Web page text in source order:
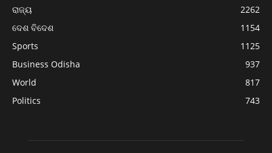
ରାଜ୍ୟ
2262
ଦେଶ ବିଦେଶ
1154
Sports
1125
Business Odisha
937
World
817
Politics
743